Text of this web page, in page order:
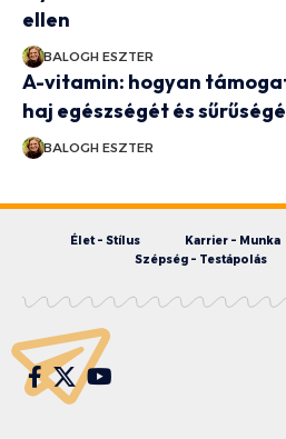
ellen
BALOGH ESZTER
A-vitamin: hogyan
haj egészségét és
BALOGH ESZTER
Élet – Stílus Karrier – Munka
Szépség – Testápolás